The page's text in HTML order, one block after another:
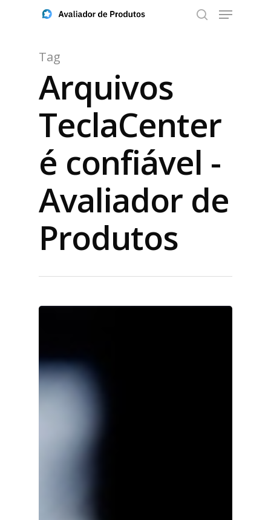
Aperte ENTER para buscar ou ESC para fechar
Tag
Arquivos
TeclaCenter
é confiável -
Avaliador de
Produtos